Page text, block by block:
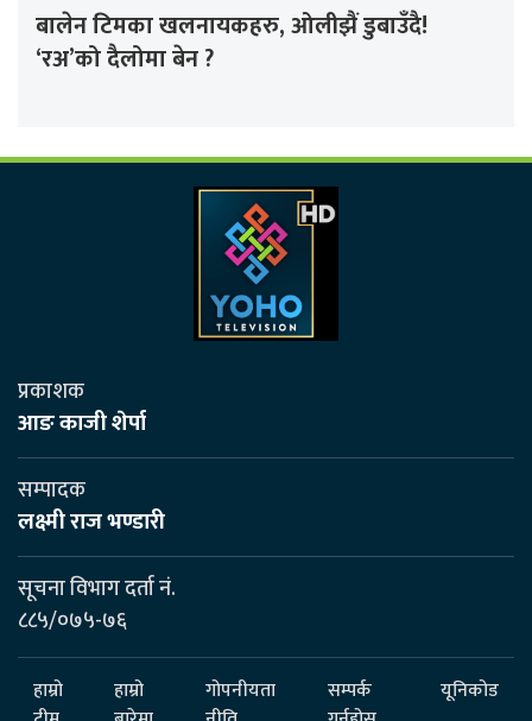
बालेन टिमका खलनायकहरु, ओलीझैं डुबाउँदै!
‘रअ’को दैलोमा बेन ?
प्रकाशक
आङ काजी शेर्पा
सम्पादक
लक्ष्मी राज भण्डारी
सूचना विभाग दर्ता नं.
८८५/०७५-७६
हाम्रो
हाम्रो
गोपनीयता
सम्पर्क
यूनिकोड